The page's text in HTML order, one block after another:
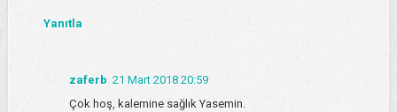
Yanıtla
zaferb 21 Mart 2018 20:59
Çok hoş, kalemine sağlık Yasemin.